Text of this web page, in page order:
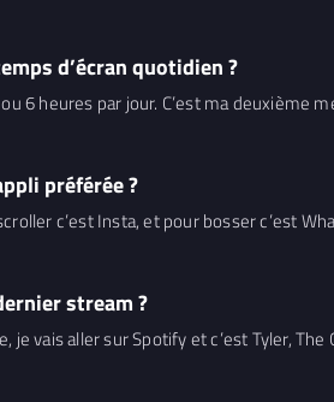
d’écran quotidien ?
6 heures par jour. C’est ma deuxième
préférée ?
c’est Insta, et pour bosser c’est
stream ?
je vais aller sur Spotify et c’est Tyler, The